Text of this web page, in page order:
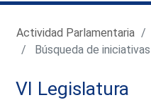
Actividad Parlamentaria
Búsqueda de iniciativas
VI Legislatura